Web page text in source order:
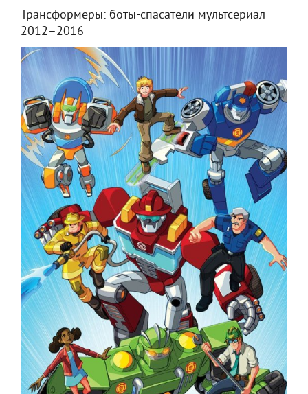
Трансформеры: боты-спасатели мультсериал
2012–2016